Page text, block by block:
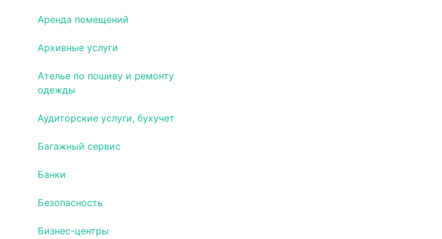
Аренда помещений
Архивные услуги
Ателье по пошиву и ремонту
одежды
Аудиторские услуги, бухучет
Багажный сервис
Банки
Безопасность
Бизнес-центры